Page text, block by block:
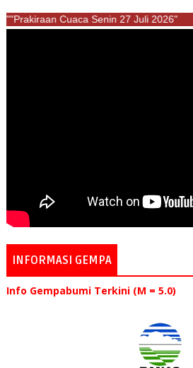
""Prakiraan Cuaca Senin 27 Juli 2026"
INFORMASI GEMPA
Info Gempabumi Terkini (M = 5.0)